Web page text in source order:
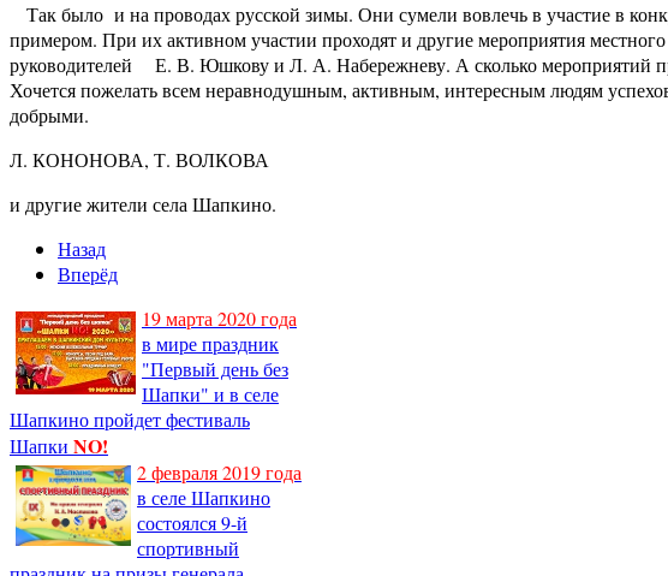
Так было и на проводах русской зимы. Они сумели вовлечь в участие в
примером. При их активном участии проходят и другие мероприятия
руководителей Е. В. Юшкову и Л. А. Набережневу. А сколько мероприятий
Хочется пожелать всем неравнодушным, активным, интересным людям
добрыми.
Л. КОНОНОВА, Т. ВОЛКОВА
и другие жители села Шапкино.
Назад
Вперёд
19 марта 2020 года
в мире праздник
"Первый день без
Шапки" и в селе
Шапкино пройдет фестиваль
Шапки NO!
2 февраля 2019 года
в селе Шапкино
состоялся 9-й
спортивный